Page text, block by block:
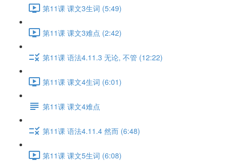
第11课 课文3生词 (5:49)
第11课 课文3难点 (2:42)
第11课 语法4.11.3 无论, 不管 (12:22)
第11课 课文4生词 (6:01)
第11课 课文4难点
第11课 语法4.11.4 然而 (6:48)
第11课 课文5生词 (6:08)